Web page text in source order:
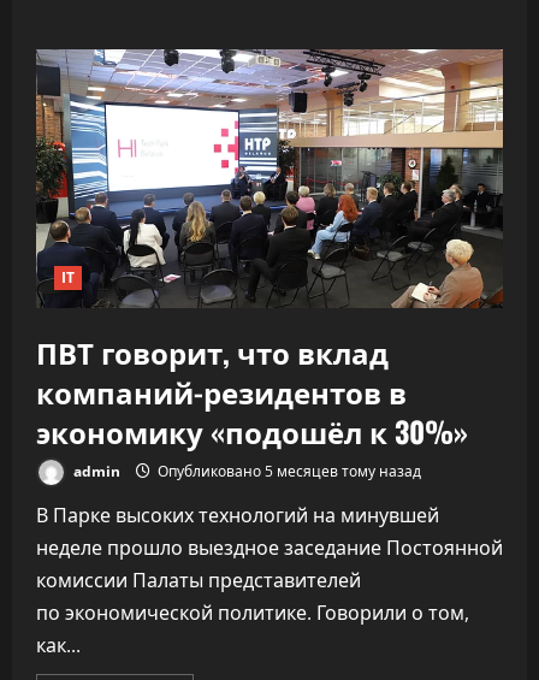
ИИ
почти
удвоил
скорость
разработки
софта,
обрушив
качество
IT
ПВТ говорит, что вклад
компаний-резидентов в
экономику «подошёл к 30%»
admin Опубликовано 5 месяцев тому назад
В Парке высоких технологий на минувшей
неделе прошло выездное заседание Постоянной
комиссии Палаты представителей
по экономической политике. Говорили о том,
как...